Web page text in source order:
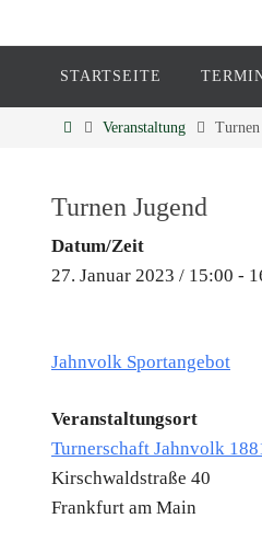
STARTSEITE
Veranstaltung Turnen
Turnen Jugend
Datum/Zeit
27. Januar 2023 / 15:00 -
Jahnvolk Sportangebot
Veranstaltungsort
Turnerschaft Jahnvolk
Kirschwaldstraße 40
Frankfurt am Main